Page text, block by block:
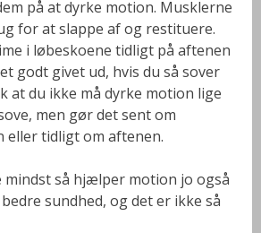
på at dyrke motion. Musklerne
for at slappe af og restituere.
i løbeskoene tidligt på aftenen
godt givet ud, hvis du så sover
at du ikke må dyrke motion lige
men gør det sent om
eller tidligt om aftenen.
mindst så hjælper motion jo også
sundhed, og det er ikke så